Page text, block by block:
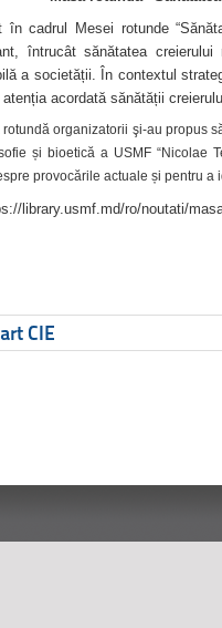
în cadrul Mesei rotunde
întrucât sănătatea
a societății. În contextul
acordată sănătății
rotundă organizatorii şi-au propus
și bioetică a USMF “Nicolae
provocările actuale și pentru
library.usmf.md/ro/noutati/
CIE